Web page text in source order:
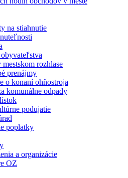
na stiahnutie
mestskom rozhlase
prenájmy
o konaní ohňostroja
komunálne odpady
podujatie
poplatky
a organizácie
OZ